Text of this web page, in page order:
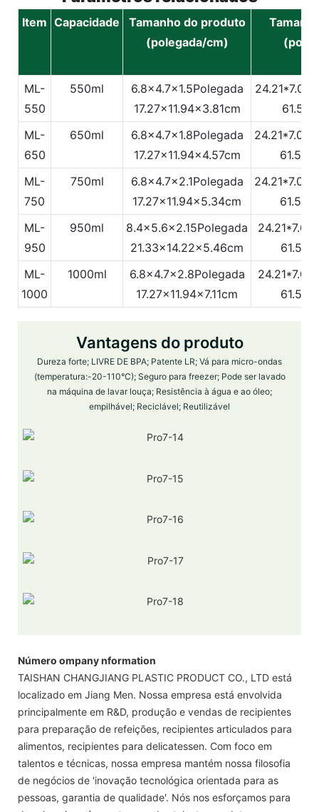
Item Capacidade
Tamanho do produto
(polegada/cm)
ML-
550
550ml
6.8x4.7x1.5Polegada
17.27x11.94x3.81cm
ML-
650
650ml
6.8x4.7x1.8Polegada
17.27x11.94x4.57cm
ML-
750
750ml
6.8x4.7x2.1Polegada
17.27x11.94x5.34cm
ML-
950
950ml
8.4x5.6x2.15Polegada
21.33x14.22x5.46cm
ML-
1000
1000ml
6.8x4.7x2.8Polegada
17.27x11.94x7.11cm
Vantagens do produto
Dureza forte; LIVRE DE BPA; Patente LR; Vá para micro-ondas
(temperatura:-20-110°C); Seguro para freezer; Pode ser lavado
na máquina de lavar louça; Resistência à água e ao óleo;
empilhável; Reciclável; Reutilizável
Número ompany nformation
TAISHAN CHANGJIANG PLASTIC PRODUCT CO., LTD está
localizado em Jiang Men. Nossa empresa está envolvida
principalmente em R&D, produção e vendas de recipientes
para preparação de refeições, recipientes articulados para
alimentos, recipientes para delicatessen. Com foco em
talentos e técnicas, nossa empresa mantém nossa filosofia
de negócios de 'inovação tecnológica orientada para as
pessoas, garantia de qualidade'. Nós nos esforçamos para